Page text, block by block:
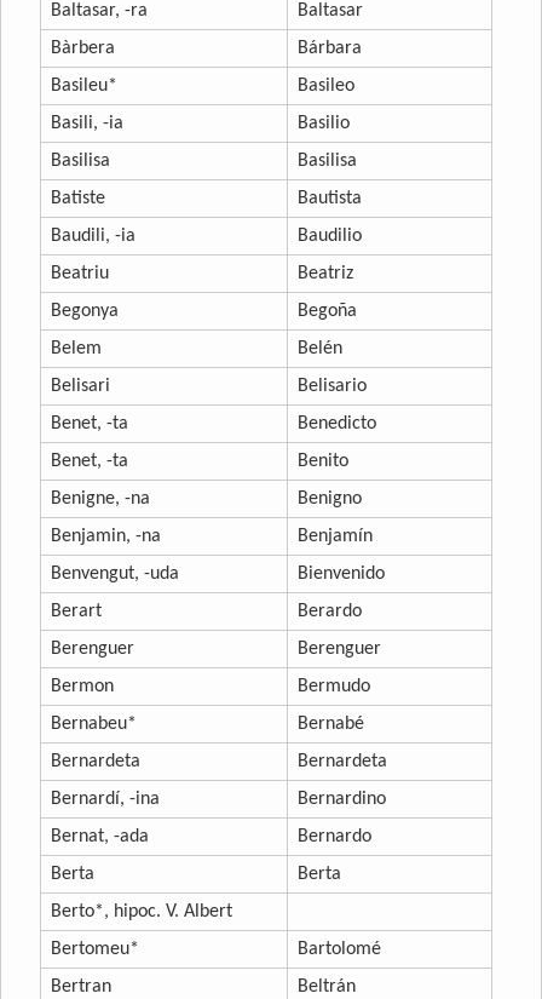
Baltasar, -ra
Baltasar
Bàrbera
Bárbara
Basileu*
Basileo
Basili, -ia
Basilio
Basilisa
Basilisa
Batiste
Bautista
Baudili, -ia
Baudilio
Beatriu
Beatriz
Begonya
Begoña
Belem
Belén
Belisari
Belisario
Benet, -ta
Benedicto
Benet, -ta
Benito
Benigne, -na
Benigno
Benjamin, -na
Benjamín
Benvengut, -uda
Bienvenido
Berart
Berardo
Berenguer
Berenguer
Bermon
Bermudo
Bernabeu*
Bernabé
Bernardeta
Bernardeta
Bernardí, -ina
Bernardino
Bernat, -ada
Bernardo
Berta
Berta
Berto*, hipoc. V. Albert
Bertomeu*
Bartolomé
Bertran
Beltrán